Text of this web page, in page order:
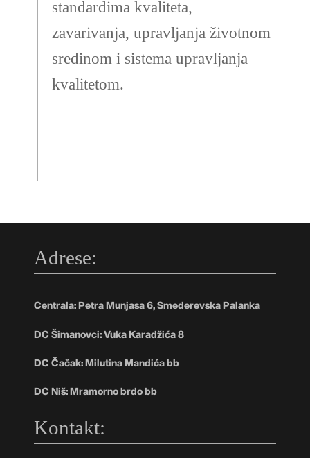
standardima kvaliteta,
zavarivanja, upravljanja životnom
sredinom i sistema upravljanja
kvalitetom.
Adrese:
Centrala: Petra Munjasa 6, Smederevska Palanka
DC Šimanovci: Vuka Karadžića 8
DC Čačak: Milutina Mandića bb
DC Niš: Mramorno brdo bb
Kontakt: